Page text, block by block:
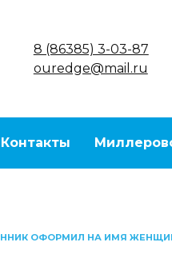
8 (86385) 3-03-87
ouredge@mail.ru
Контакты
ОФОРМИЛ НА ИМЯ